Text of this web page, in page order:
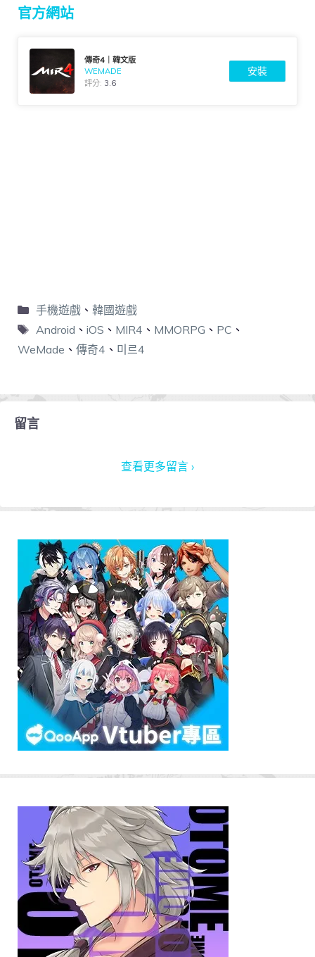
官方網站
傳奇4｜韓文版
WEMADE
評分: 3.6
安裝
手機遊戲、 韓國遊戲
Android 、 iOS 、 MIR4 、 MMORPG 、 PC 、
WeMade 、 傳奇4 、 미르4
留言
查看更多留言 ›